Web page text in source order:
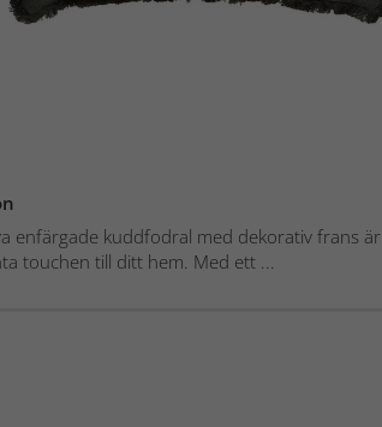
enfärgade kuddfodral med dekorativ frans är
touchen till ditt hem. Med ett ...